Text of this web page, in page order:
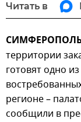
Читать в
территории
готовят одно
регионе –
сообщили в